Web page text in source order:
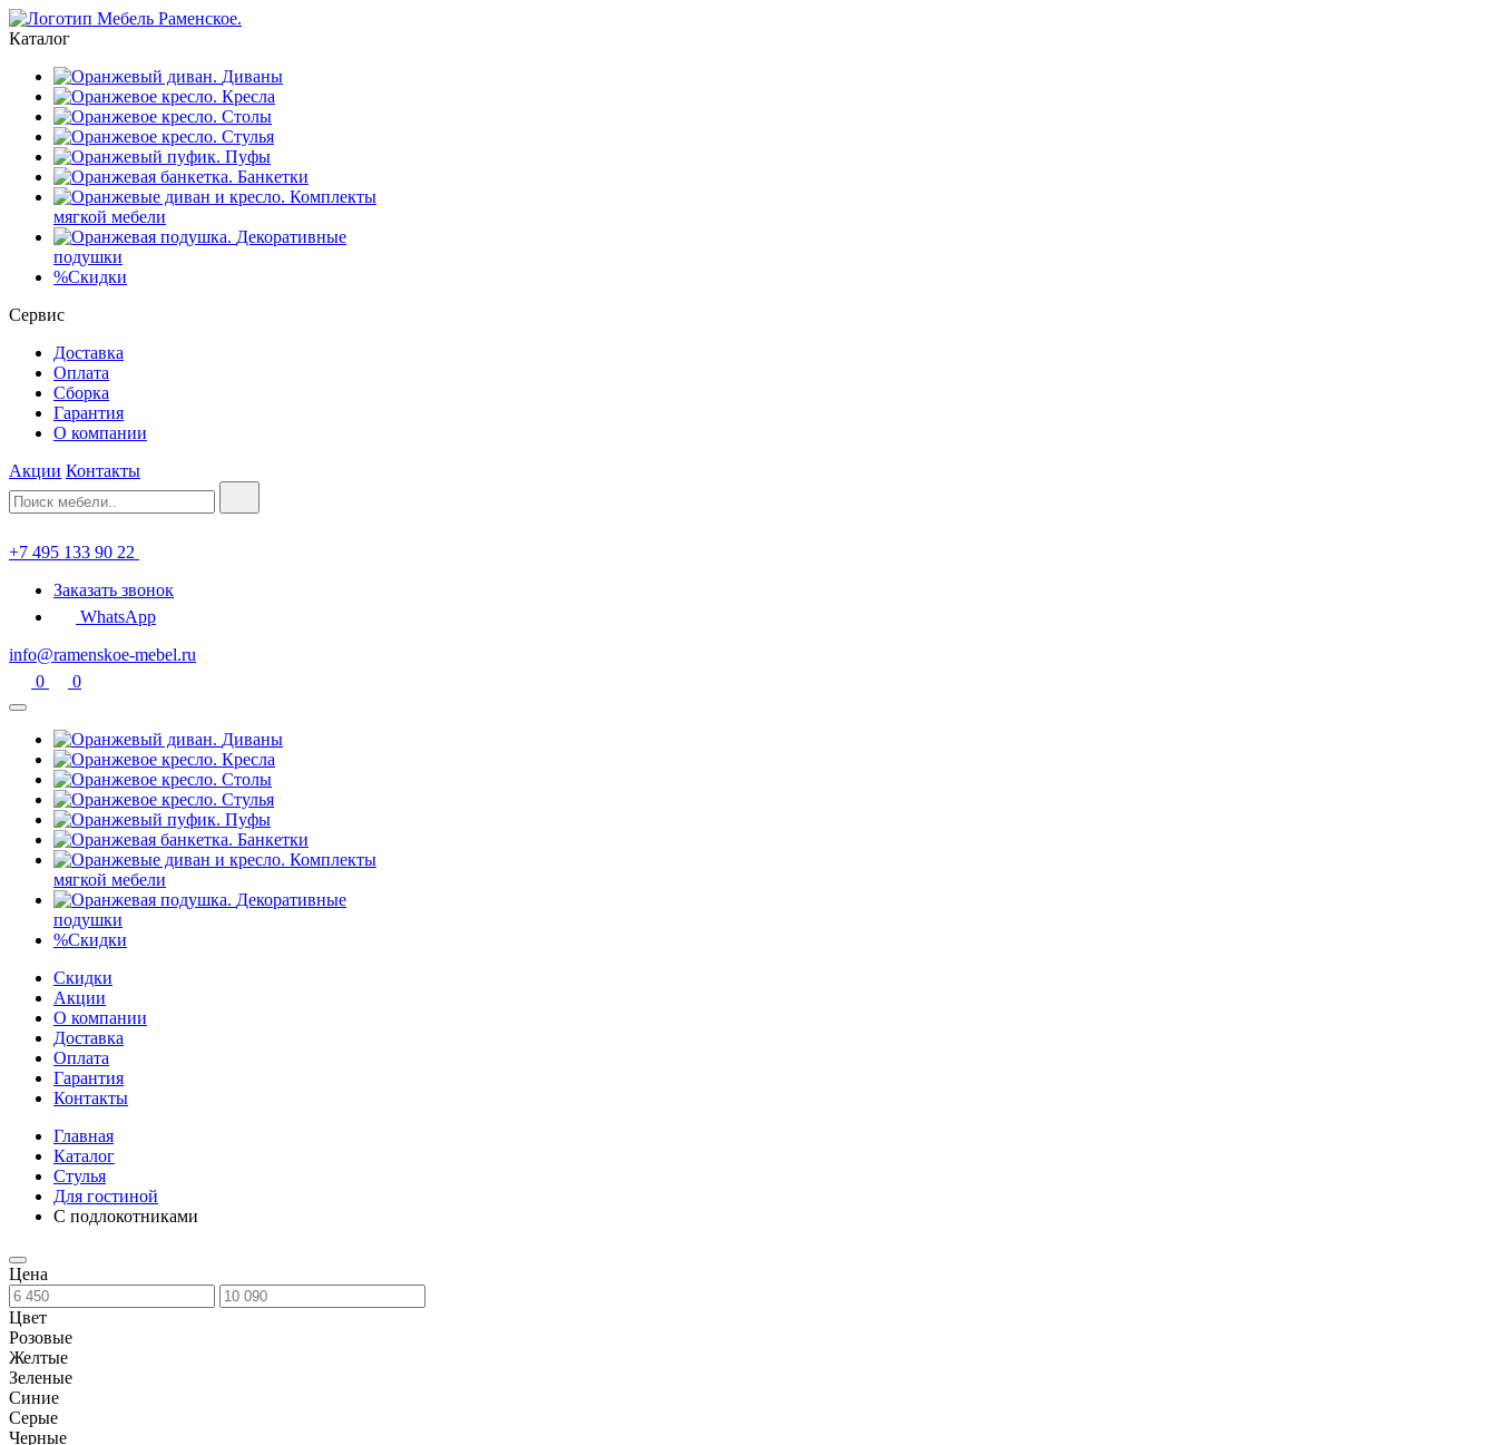
Каталог
Диваны
Кресла
Столы
Стулья
Пуфы
Банкетки
Комплекты
мягкой мебели
Декоративные
подушки
%Скидки
Сервис
Доставка
Оплата
Сборка
Гарантия
О компании
Акции Контакты
+7 495 133 90 22
Заказать звонок
WhatsApp
info@ramenskoe-mebel.ru
0
0
Диваны
Кресла
Столы
Стулья
Пуфы
Банкетки
Комплекты
мягкой мебели
Декоративные
подушки
%Скидки
Скидки
Акции
О компании
Доставка
Оплата
Гарантия
Контакты
Главная
Каталог
Стулья
Для гостиной
С подлокотниками
Цена
Цвет
Розовые
Желтые
Зеленые
Синие
Серые
Черные